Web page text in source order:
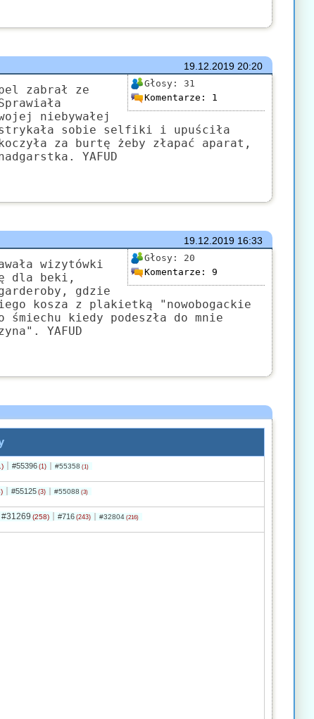
19.12.201920:20
Głosy: 31
Komentarze: 1
zabrał ze
niebywałej
sobie selfiki i upuściła
za burtę żeby złapać aparat,
YAFUD
19.12.201916:33
Głosy: 20
Komentarze: 9
wizytówki
dla beki,
gdzie
kosza z plakietką "nowobogackie
kiedy podeszła do mnie
YAFUD
#55396 (1) #55358 (1)
#55125 (3) #55088 (3)
#31269 (258) #716 (243) #32804 (216)